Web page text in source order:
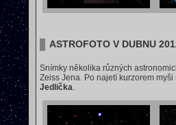
ASTROFOTO V DUBNU
Snímky několika různých
Zeiss Jena. Po najetí kurzorem
Jedlička.